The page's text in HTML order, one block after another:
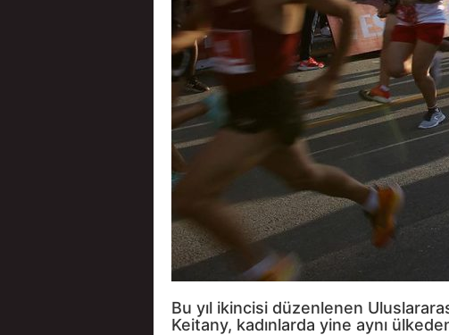
Bu yıl ikincisi düzenlenen
Keitany, kadınlarda yine aynı